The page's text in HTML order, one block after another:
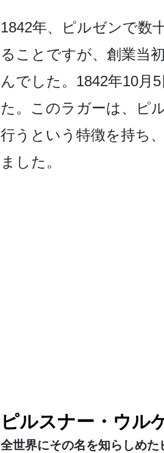
1842年、ピルゼンで数
ることですが、創業当
んでし­た。1842年10月
た。このラガーは­、ピ
行うという特徴を持ち
ま­した。
ピルスナー・ウル
全世界にその名を知らしめた